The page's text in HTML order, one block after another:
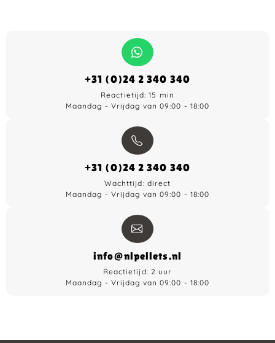
+31 (0)24 2 340 340
Reactietijd: 15 min
Maandag - Vrijdag van 09:00 - 18:00
+31 (0)24 2 340 340
Wachttijd: direct
Maandag - Vrijdag van 09:00 - 18:00
info@nlpellets.nl
Reactietijd: 2 uur
Maandag - Vrijdag van 09:00 - 18:00